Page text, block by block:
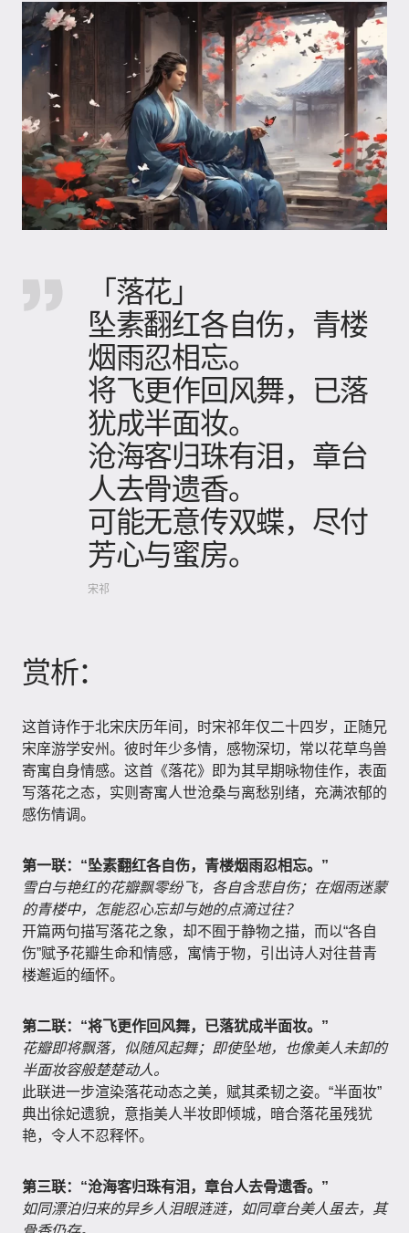
「落花」
坠素翻红各自伤，青楼
烟雨忍相忘。
将飞更作回风舞，已落
犹成半面妆。
沧海客归珠有泪，章台
人去骨遗香。
可能无意传双蝶，尽付
芳心与蜜房。
宋祁
赏析：
这首诗作于北宋庆历年间，时宋祁年仅二十四岁，正随兄
宋庠游学安州。彼时年少多情，感物深切，常以花草鸟兽
寄寓自身情感。这首《落花》即为其早期咏物佳作，表面
写落花之态，实则寄寓人世沧桑与离愁别绪，充满浓郁的
感伤情调。
第一联：“坠素翻红各自伤，青楼烟雨忍相忘。”
雪白与艳红的花瓣飘零纷飞，各自含悲自伤；在烟雨迷蒙
的青楼中，怎能忍心忘却与她的点滴过往？
开篇两句描写落花之象，却不囿于静物之描，而以“各自
伤”赋予花瓣生命和情感，寓情于物，引出诗人对往昔青
楼邂逅的缅怀。
第二联：“将飞更作回风舞，已落犹成半面妆。”
花瓣即将飘落，似随风起舞；即使坠地，也像美人未卸的
半面妆容般楚楚动人。
此联进一步渲染落花动态之美，赋其柔韧之姿。“半面妆”
典出徐妃遗貌，意指美人半妆即倾城，暗合落花虽残犹
艳，令人不忍释怀。
第三联：“沧海客归珠有泪，章台人去骨遗香。”
如同漂泊归来的异乡人泪眼涟涟，如同章台美人虽去，其